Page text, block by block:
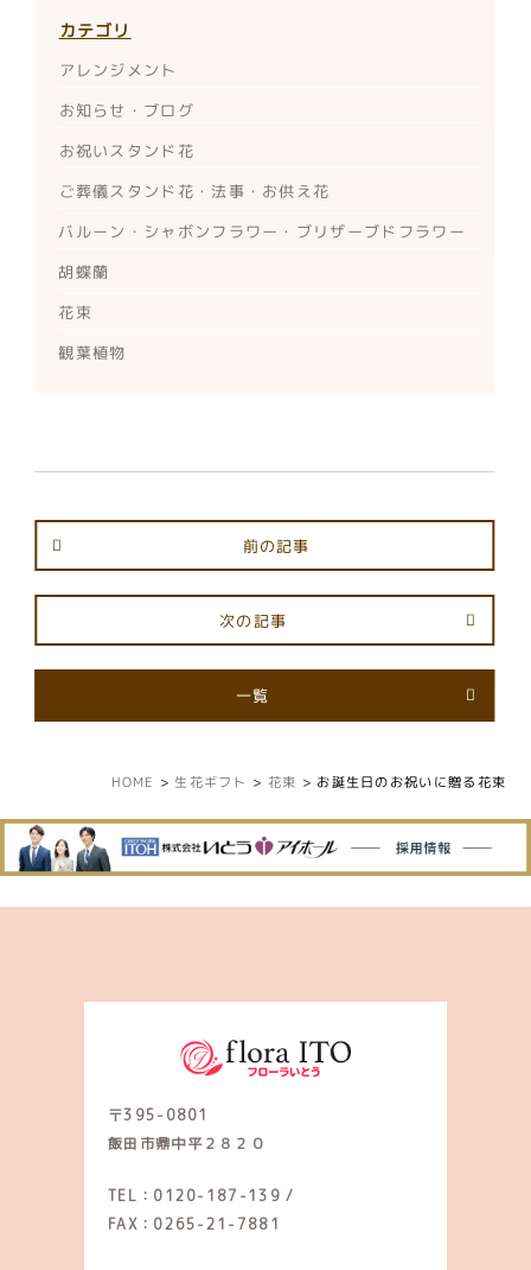
カテゴリ
アレンジメント
お知らせ・ブログ
お祝いスタンド花
ご葬儀スタンド花・法事・お供え花
バルーン・シャボンフラワー・ブリザーブドフラワー
胡蝶蘭
花束
観葉植物
前の記事
次の記事
一覧
HOME > 生花ギフト > 花束 > お誕生日のお祝いに贈る花束
〒395-0801
飯田市鼎中平２８２０
TEL：0120-187-139 /
FAX：0265-21-7881